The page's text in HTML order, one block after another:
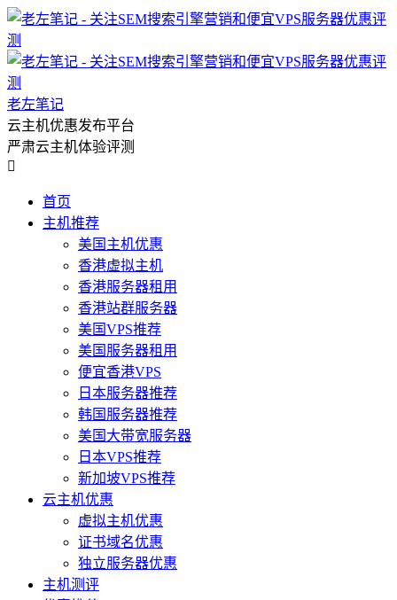
老左笔记
云主机优惠发布平台
严肃云主机体验评测

首页
主机推荐
美国主机优惠
香港虚拟主机
香港服务器租用
香港站群服务器
美国VPS推荐
美国服务器租用
便宜香港VPS
日本服务器推荐
韩国服务器推荐
美国大带宽服务器
日本VPS推荐
新加坡VPS推荐
云主机优惠
虚拟主机优惠
证书域名优惠
独立服务器优惠
主机测评